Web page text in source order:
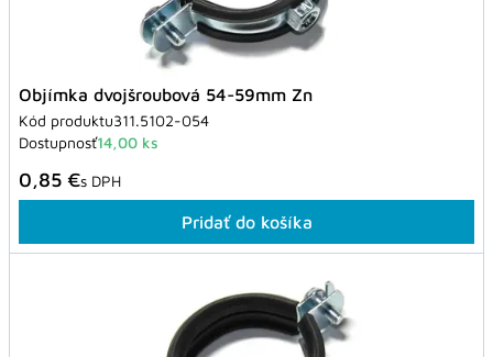
Objímka dvojšroubová 54-59mm Zn
Kód produktu311.5102-054
Dostupnosť14,00 ks
0,85 €s DPH
Pridať do košíka